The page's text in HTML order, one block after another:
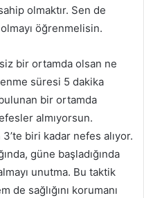
olmaktır. Sen de
öğrenmelisin.
bir ortamda olsan ne
süresi 5 dakika
bir ortamda
almıyorsun.
biri kadar nefes alıyor.
güne başladığında
unutma. Bu taktik
de sağlığını korumanı